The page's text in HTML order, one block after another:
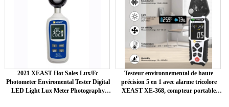
2021 XEAST Hot Sales Lux/Fc
Photometer Enviromental Tester Digital
LED Light Lux Meter Photography
Testeur environnemental de haute
précision 5 en 1 avec alarme tricolore
XEAST XE-368, compteur portable